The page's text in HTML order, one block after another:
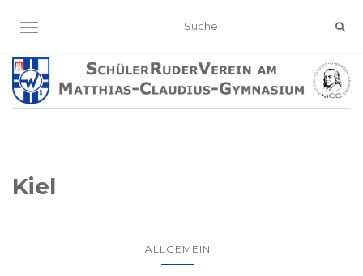
NAVIGATION EIN-/AUSSCHALTEN
Kiel
ALLGEMEIN